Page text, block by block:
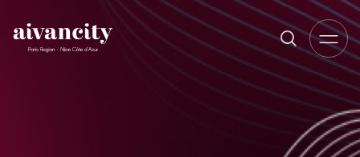
Aller au contenu principal